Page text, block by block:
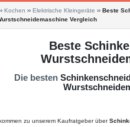
Kochen ›› Elektrische Kleingeräte ›› Beste
Vergleich
Beste
Die besten
zu unserem Kaufratgeber über